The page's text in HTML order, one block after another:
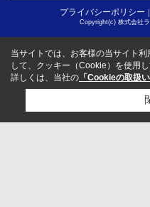
プライバシーポリシー
Copyright(c) 株式会社
当サイトでは、お客様の当サイト
して、クッキー（Cookie）を使用し
詳しくは、当社の 「Cookieの取扱